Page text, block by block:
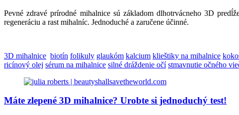
Pevné zdravé prírodné mihalnice sú základom dlhotrvácneho 3D
regeneráciu a rast mihalníc. Jednoduché a zaručene účinné.
3D mihalnice biotín folikuly glaukóm kalcium klieštiky na mihalnice
ricínový olej sérum na mihalnice silné dráždenie očí stmavnutie očného
Máte zlepené 3D mihalnice? Urobte si jednoduchý test!